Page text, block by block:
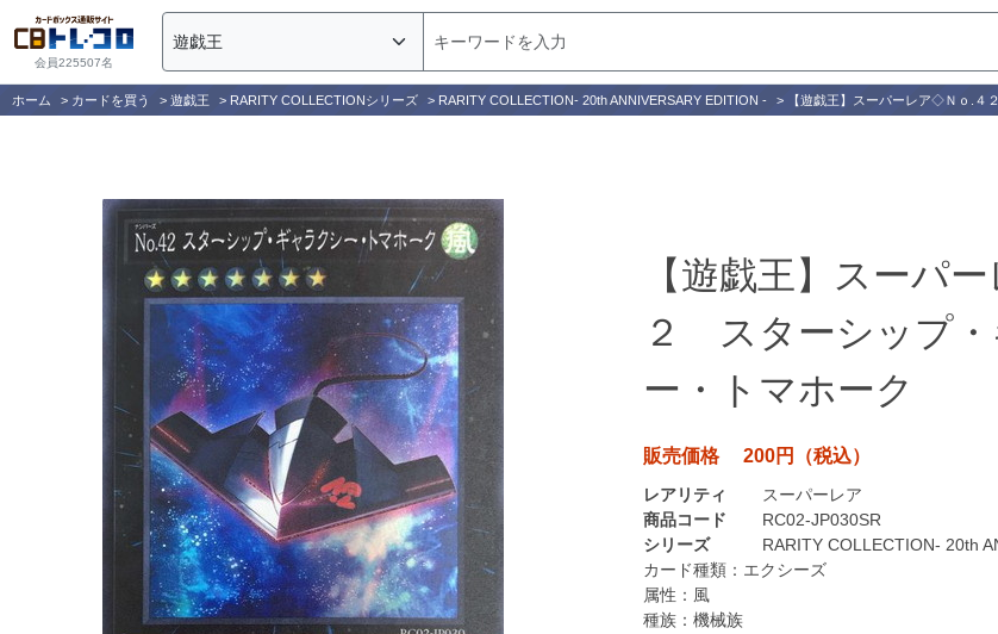
会員225507名
ホーム > カードを買う > 遊戯王 > RARITY COLLECTIONシリーズ > RARITY COLLECTION- 20th ANNIVERSARY EDITION - > 【遊戯王】スーパーレア◇Ｎｏ.４
【遊戯王】スーパ
２ スターシップ・
ー・トマホーク
販売価格 200円（税込）
レアリティ
スーパーレア
商品コード
RC02-JP030SR
シリーズ
RARITY COLLECTION- 20th
カード種類： エクシーズ
属性： 風
種族： 機械族